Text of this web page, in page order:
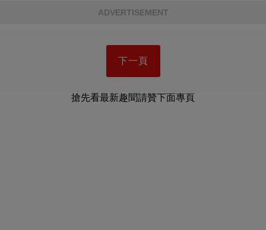
ADVERTISEMENT
下一頁
搶先看最新趣聞請贊下面專頁